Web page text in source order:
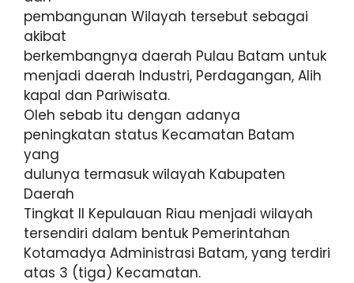
pembangunan Wilayah tersebut sebagai
akibat
berkembangnya daerah Pulau Batam untuk
menjadi daerah Industri, Perdagangan, Alih
kapal dan Pariwisata.
Oleh sebab itu dengan adanya
peningkatan status Kecamatan Batam
yang
dulunya termasuk wilayah Kabupaten
Daerah
Tingkat II Kepulauan Riau menjadi wilayah
tersendiri dalam bentuk Pemerintahan
Kotamadya Administrasi Batam, yang terdiri
atas 3 (tiga) Kecamatan.